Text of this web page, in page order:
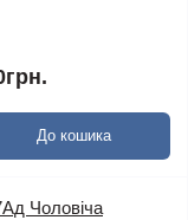
До кошика
Чоловіча